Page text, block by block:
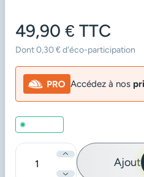
49,90 € TTC
Dont 0,30 € d'éco-participation
Accédez à nos
Quantité